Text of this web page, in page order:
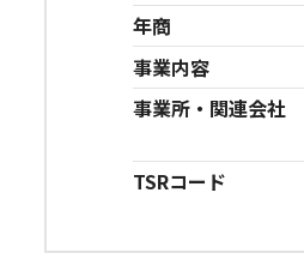
年商
事業内容
事業所・関連会社
TSRコード